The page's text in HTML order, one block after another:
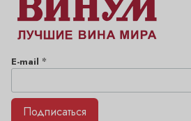
E-mail *
Подписаться